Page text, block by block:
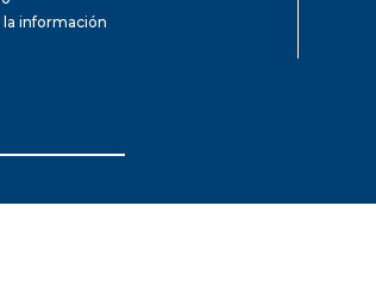
la información